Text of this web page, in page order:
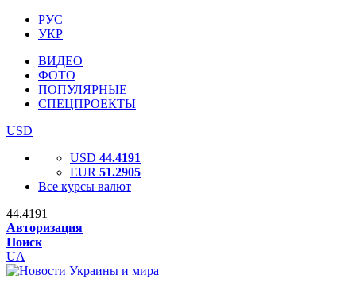
РУС
УКР
ВИДЕО
ФОТО
ПОПУЛЯРНЫЕ
СПЕЦПРОЕКТЫ
USD
USD 44.4191
EUR 51.2905
Все курсы валют
44.4191
Авторизация
Поиск
UA